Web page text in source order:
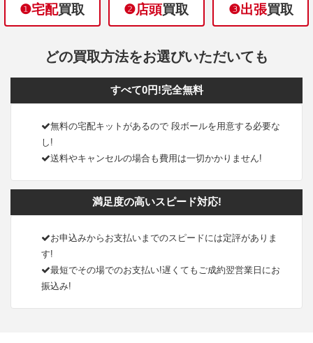
❶宅配買取 ❷店頭買取 ❸出張買取
どの買取方法をお選びいただいても
すべて0円!完全無料
無料の宅配キットがあるので 段ボールを用意する必要な
し!
送料やキャンセルの場合も費用は一切かかりません!
満足度の高いスピード対応!
お申込みからお支払いまでのスピードには定評がありま
す!
最短でその場でのお支払い!遅くてもご成約翌営業日にお
振込み!